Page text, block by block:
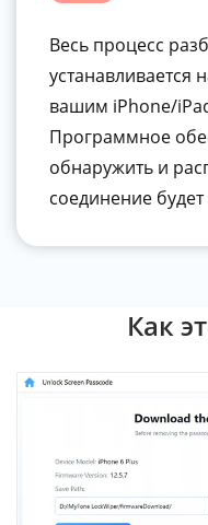
Весь процесс
устанавливается
вашим iPhone/
Программное
обнаружить и
соединение
Как